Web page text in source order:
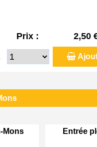
Prix : 2,50
Mons Entrée